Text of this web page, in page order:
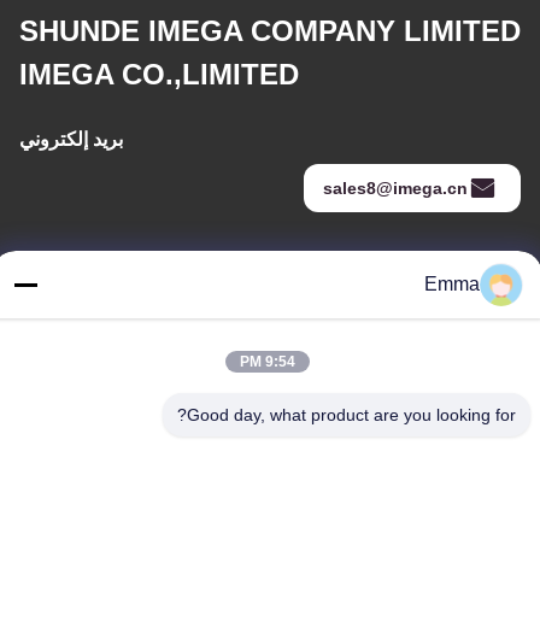
SHUNDE IMEGA COMPANY LIMITED
IMEGA CO.,LIMITED
بريد إلكتروني
sales8@imega.cn
عنواننا
غرفة 1209-1210 ، مبنى Hai Jun Da B ، Guizhou Da Dao Zhong ،
Emma
9:54 PM
Good day, what product are you looking for?